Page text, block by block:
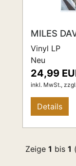
MILES
Vinyl LP
Neu
24,99
inkl. MwSt.,
Details
Zeige 1 bis 1